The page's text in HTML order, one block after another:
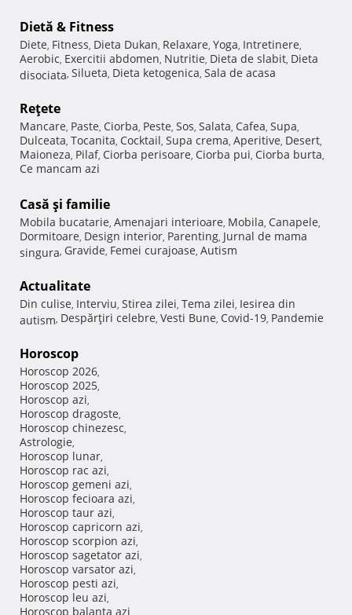
Dietă & Fitness
Diete, Fitness, Dieta Dukan, Relaxare, Yoga, Intretinere,
Aerobic, Exercitii abdomen, Nutritie, Dieta de slabit, Dieta
disociata, Silueta, Dieta ketogenica, Sala de acasa
Reţete
Mancare, Paste, Ciorba, Peste, Sos, Salata, Cafea, Supa,
Dulceata, Tocanita, Cocktail, Supa crema, Aperitive, Desert,
Maioneza, Pilaf, Ciorba perisoare, Ciorba pui, Ciorba burta,
Ce mancam azi
Casă şi familie
Mobila bucatarie, Amenajari interioare, Mobila, Canapele,
Dormitoare, Design interior, Parenting, Jurnal de mama
singura, Gravide, Femei curajoase, Autism
Actualitate
Din culise, Interviu, Stirea zilei, Tema zilei, Iesirea din
autism, Despărţiri celebre, Vesti Bune, Covid-19, Pandemie
Horoscop
Horoscop 2026,
Horoscop 2025,
Horoscop azi,
Horoscop dragoste,
Horoscop chinezesc,
Astrologie,
Horoscop lunar,
Horoscop rac azi,
Horoscop gemeni azi,
Horoscop fecioara azi,
Horoscop taur azi,
Horoscop capricorn azi,
Horoscop scorpion azi,
Horoscop sagetator azi,
Horoscop varsator azi,
Horoscop pesti azi,
Horoscop leu azi,
Horoscop balanta azi